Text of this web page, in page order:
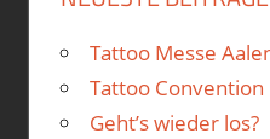
Tattoo Messe
Tattoo
Geht’s wieder los?